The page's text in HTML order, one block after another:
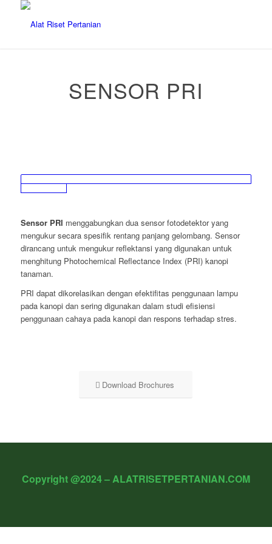
SENSOR PRI
Sensor PRI menggabungkan dua sensor fotodetektor yang
mengukur secara spesifik rentang panjang gelombang. Sensor
dirancang untuk mengukur reflektansi yang digunakan untuk
menghitung Photochemical Reflectance Index (PRI) kanopi
tanaman.
PRI dapat dikorelasikan dengan efektifitas penggunaan lampu
pada kanopi dan sering digunakan dalam studi efisiensi
penggunaan cahaya pada kanopi dan respons terhadap stres.
Download Brochures
Copyright @2024 – ALATRISETPERTANIAN.COM